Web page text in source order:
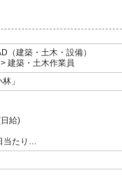
（建築・土木・設備）
建築・土木作業員
林」
給)
当たり…